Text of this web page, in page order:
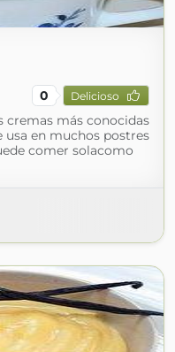
0 Delicioso
cremas más conocidas
usa en muchos postres
comer solacomo